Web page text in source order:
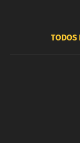
TODOS